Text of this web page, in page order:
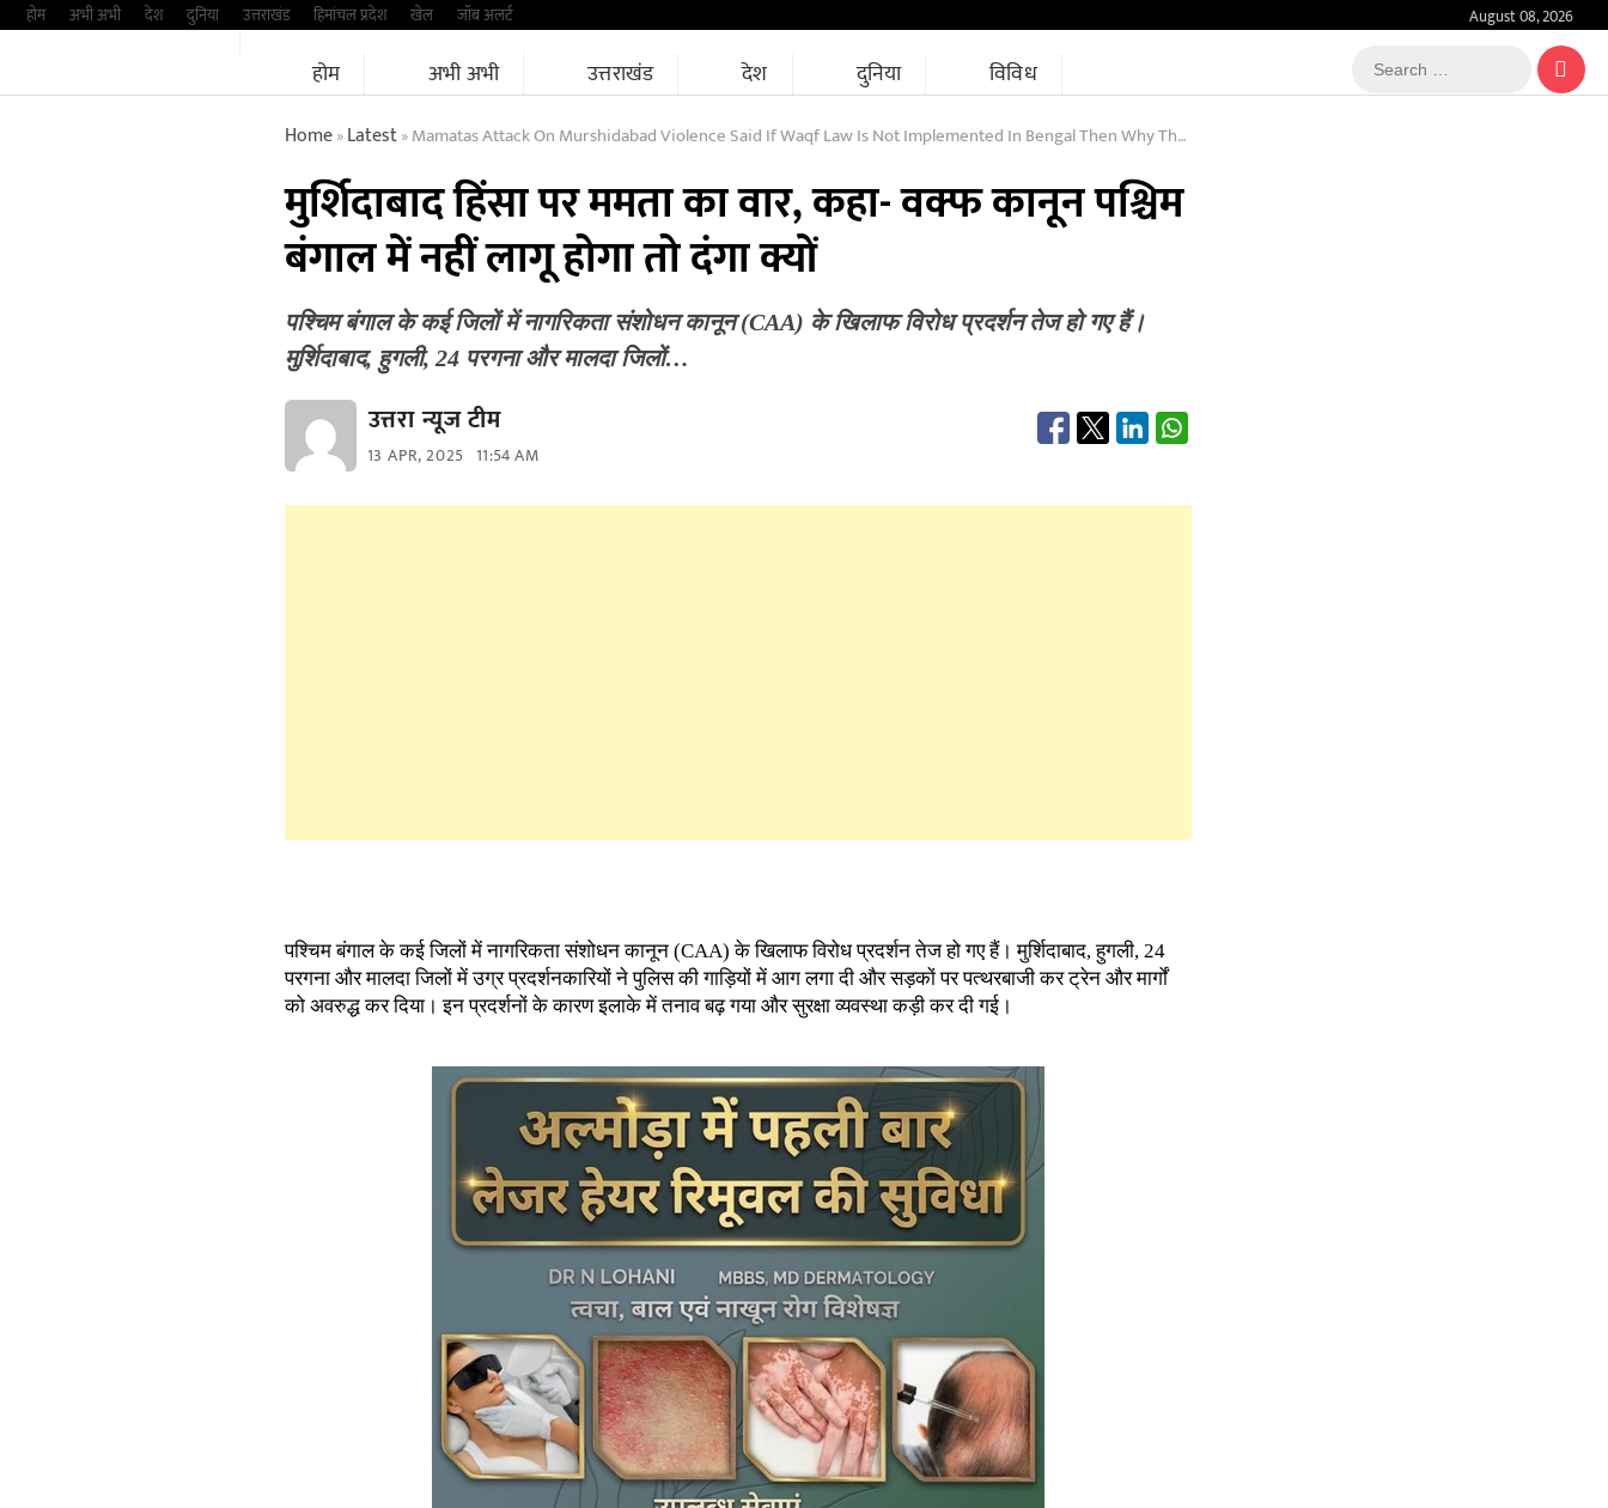
Skipहोम अभी अभी देश दुनिया उत्तराखंड हिमांचल प्रदेश खेल जॉब अलर्ट August 08, 2026
होम अभी अभी उत्तराखंड देश दुनिया विविध
Search
…
Home»Latest»Mamatas Attack On Murshidabad Violence Said If Waqf Law Is Not Implemented In Bengal Then Why The Riots
मुर्शिदाबाद हिंसा पर ममता का वार, कहा- वक्फ कानून पश्चिम
बंगाल में नहीं लागू होगा तो दंगा क्यों
पश्चिम बंगाल के कई जिलों में नागरिकता संशोधन कानून (CAA) के खिलाफ विरोध प्रदर्शन तेज हो गए हैं।
मुर्शिदाबाद, हुगली, 24 परगना और मालदा जिलों…
उत्तरा न्यूज टीम
13 APR, 2025 11:54 AM
पश्चिम बंगाल के कई जिलों में नागरिकता संशोधन कानून (CAA) के खिलाफ विरोध प्रदर्शन तेज हो गए हैं। मुर्शिदाबाद, हुगली, 24
परगना और मालदा जिलों में उग्र प्रदर्शनकारियों ने पुलिस की गाड़ियों में आग लगा दी और सड़कों पर पत्थरबाजी कर ट्रेन और मार्गों
को अवरुद्ध कर दिया। इन प्रदर्शनों के कारण इलाके में तनाव बढ़ गया और सुरक्षा व्यवस्था कड़ी कर दी गई।